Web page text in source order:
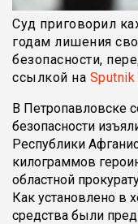
Суд приговорил
годам лишения
безопасности,
ссылкой на Sputnik
В Петропавловске
безопасности
Республики
килограммов
областной
Как установлено в
средства были